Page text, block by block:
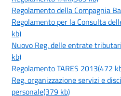
Regolamento della Compagnia
Regolamento per la Consulta
kb)
Nuovo Reg. delle entrate
kb)
Regolamento TARES 2013(472
Reg. organizzazione servizi e
personale(379 kb)